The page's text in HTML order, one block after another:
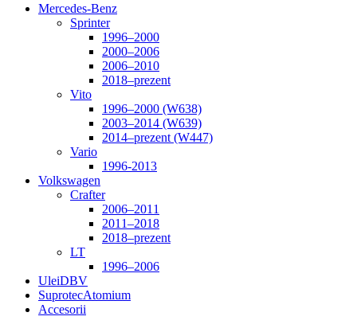
Mercedes-Benz
Sprinter
1996–2000
2000–2006
2006–2010
2018–prezent
Vito
1996–2000 (W638)
2003–2014 (W639)
2014–prezent (W447)
Vario
1996-2013
Volkswagen
Crafter
2006–2011
2011–2018
2018–prezent
LT
1996–2006
UleiDBV
SuprotecAtomium
Accesorii